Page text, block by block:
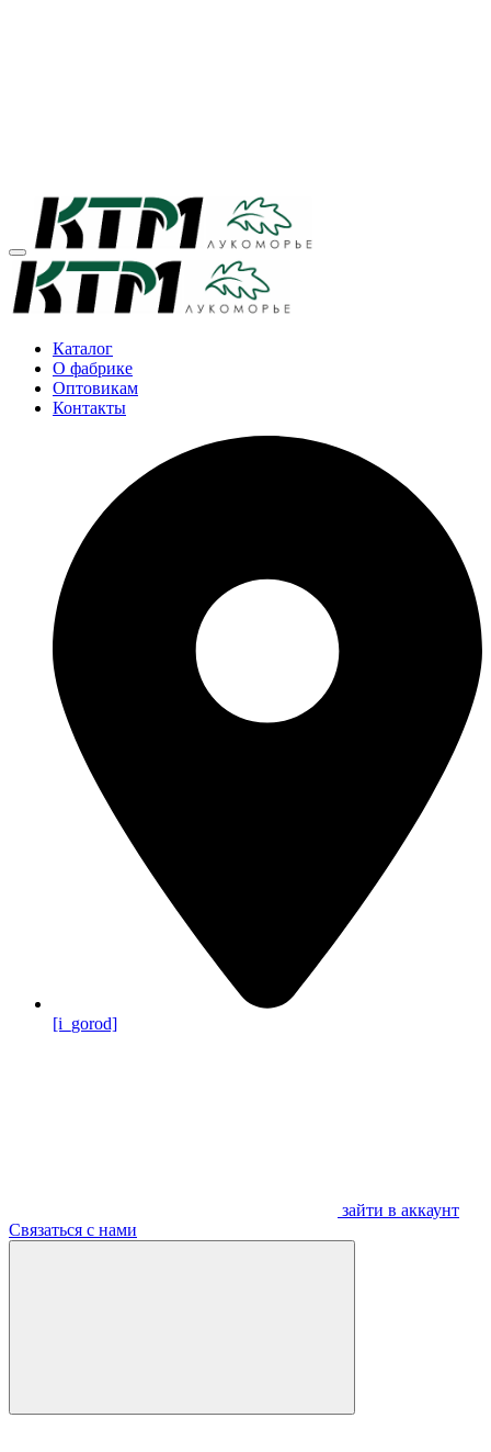
Каталог
О фабрике
Оптовикам
Контакты
[i_gorod]
зайти в аккаунт
Связаться с нами